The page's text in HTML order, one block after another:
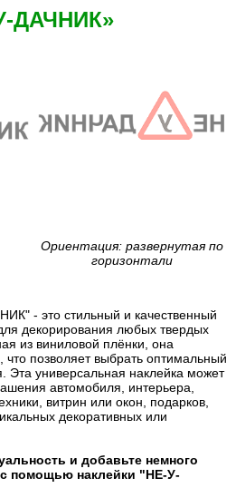
ДАЧНИК»
Ориентация: развернутая по
горизонтали
- это стильный и качественный
декорирования любых твердых
из виниловой плёнки, она
что позволяет выбрать оптимальный
Эта универсальная наклейка может
автомобиля, интерьера,
витрин или окон, подарков,
декоративных или
и добавьте немного
помощью наклейки "НЕ-У-